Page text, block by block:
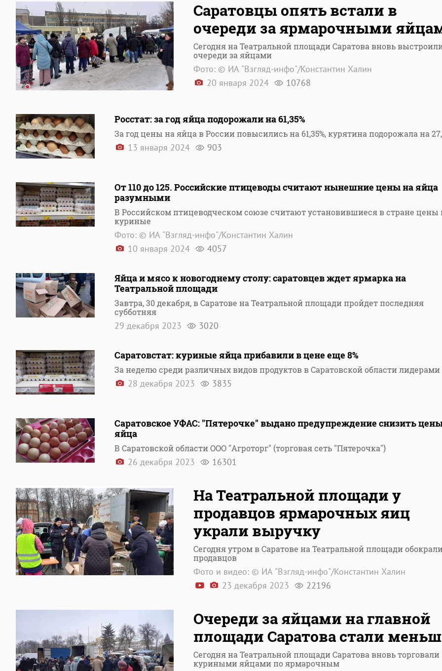
Саратовцы опять встали в
очереди за ярмарочными
Сегодня на Театральной площади Саратова вновь
очереди за яйцами
Фото: © ИА "Взгляд-инфо"/Константин Халин
20 января 2024
10768
Росстат: за год яйца подорожали на 61,35%
За год цены на яйца в России повысились на 61,35%, курятина подорожала на
13 января 2024 903
От 110 до 125. Российские птицеводы считают нынешние цены на яйца
разумными
В Российском птицеводческом союзе считают установившиеся в стране цены
куриные
Фото: © ИА "Взгляд-инфо"/Константин Халин
10 января 2024
4057
Яйца и мясо к новогоднему столу: саратовцев ждет ярмарка на
Театральной площади
Завтра, 30 декабря, в Саратове на Театральной площади пройдет последняя
субботняя
29 декабря 2023 3020
Саратовстат: куриные яйца прибавили в цене еще 8%
За неделю среди различных видов продуктов в Саратовской области лидерами
28 декабря 2023 3835
Саратовское УФАС: "Пятерочке" выдано предупреждение снизить
яйца
В Саратовской области ООО "Агроторг" (торговая сеть "Пятерочка")
26 декабря 2023 16301
На Театральной площади у
продавцов ярмарочных яиц
украли выручку
Сегодня утром в Саратове на Театральной площади
продавцов
Фото и видео: © ИА "Взгляд-инфо"/Константин Халин
23 декабря 2023
22196
Очереди за яйцами на главной
площади Саратова стали
Сегодня на Театральной площади Саратова вновь торговали
куриными яйцами по ярмарочным